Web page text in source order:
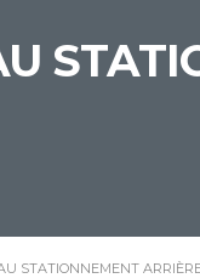
STATIONNEMENT